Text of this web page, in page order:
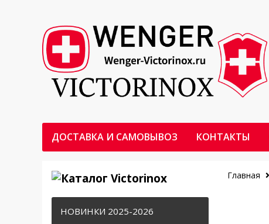
ДОСТАВКА И САМОВЫВОЗ КОНТАКТЫ
НОВИНКИ 2025-2026
Главная